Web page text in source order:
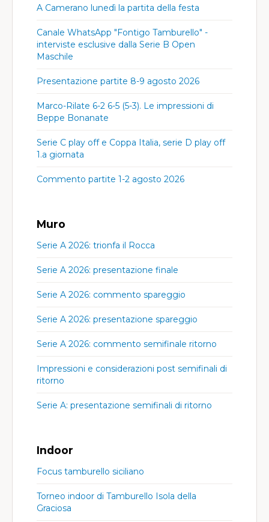
A Camerano lunedì la partita della festa
Canale WhatsApp "Fontigo Tamburello" -
interviste esclusive dalla Serie B Open
Maschile
Presentazione partite 8-9 agosto 2026
Marco-Rilate 6-2 6-5 (5-3). Le impressioni di
Beppe Bonanate
Serie C play off e Coppa Italia, serie D play off
1.a giornata
Commento partite 1-2 agosto 2026
Muro
Serie A 2026: trionfa il Rocca
Serie A 2026: presentazione finale
Serie A 2026: commento spareggio
Serie A 2026: presentazione spareggio
Serie A 2026: commento semifinale ritorno
Impressioni e considerazioni post semifinali di
ritorno
Serie A: presentazione semifinali di ritorno
Indoor
Focus tamburello siciliano
Torneo indoor di Tamburello Isola della
Graciosa